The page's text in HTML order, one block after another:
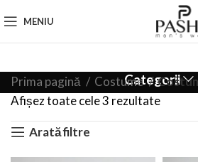
MENIU
Categorii
Prima pagină Costume
Afișez toate cele 3 rezultate
Arată filtre